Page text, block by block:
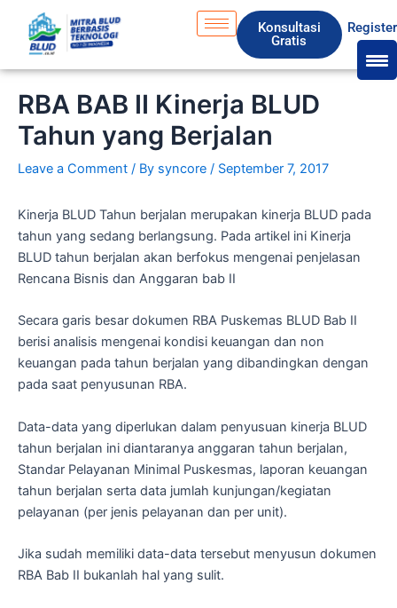
content
Konsultasi
Gratis
Register
RBA BAB II Kinerja BLUD
Tahun yang Berjalan
Leave a Comment / By syncore / September 7, 2017
Kinerja BLUD Tahun berjalan merupakan kinerja BLUD pada
tahun yang sedang berlangsung. Pada artikel ini Kinerja
BLUD tahun berjalan akan berfokus mengenai penjelasan
Rencana Bisnis dan Anggaran bab II
Secara garis besar dokumen RBA Puskemas BLUD Bab II
berisi analisis mengenai kondisi keuangan dan non
keuangan pada tahun berjalan yang dibandingkan dengan
pada saat penyusunan RBA.
Data-data yang diperlukan dalam penyusuan kinerja BLUD
tahun berjalan ini diantaranya anggaran tahun berjalan,
Standar Pelayanan Minimal Puskesmas, laporan keuangan
tahun berjalan serta data jumlah kunjungan/kegiatan
pelayanan (per jenis pelayanan dan per unit).
Jika sudah memiliki data-data tersebut menyusun dokumen
RBA Bab II bukanlah hal yang sulit.
c